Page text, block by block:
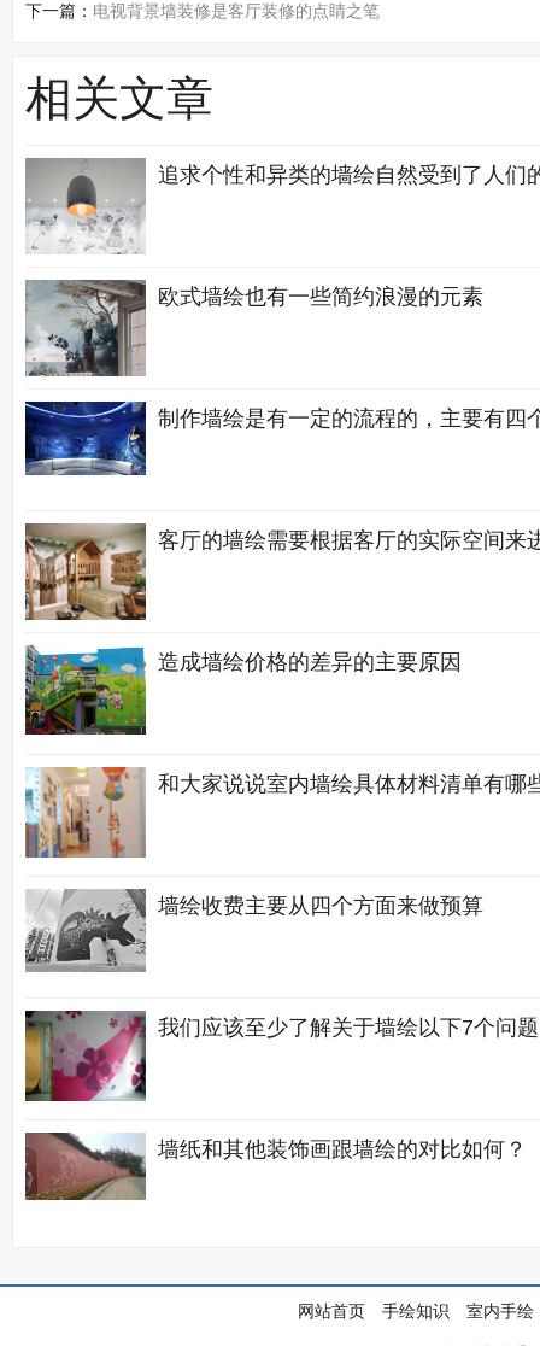
下一篇： 电视背景墙装修是客厅装修的点睛之笔
相关文章
追求个性和异类的墙绘自然受到了人们
欧式墙绘也有一些简约浪漫的元素
制作墙绘是有一定的流程的，主要有四
客厅的墙绘需要根据客厅的实际空间来
造成墙绘价格的差异的主要原因
和大家说说室内墙绘具体材料清单有哪
墙绘收费主要从四个方面来做预算
我们应该至少了解关于墙绘以下7个问题
墙纸和其他装饰画跟墙绘的对比如何？
网站首页 手绘知识 室内手绘